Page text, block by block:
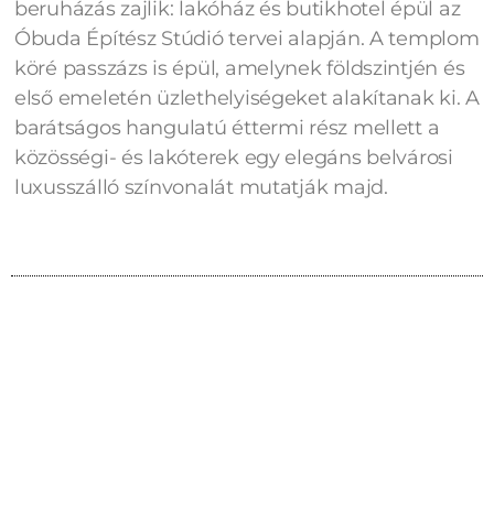
beruházás zajlik: lakóház és butikhotel épül az
Óbuda Építész Stúdió tervei alapján. A templom
köré passzázs is épül, amelynek földszintjén és
első emeletén üzlethelyiségeket alakítanak ki. A
barátságos hangulatú éttermi rész mellett a
közösségi- és lakóterek egy elegáns belvárosi
luxusszálló színvonalát mutatják majd.